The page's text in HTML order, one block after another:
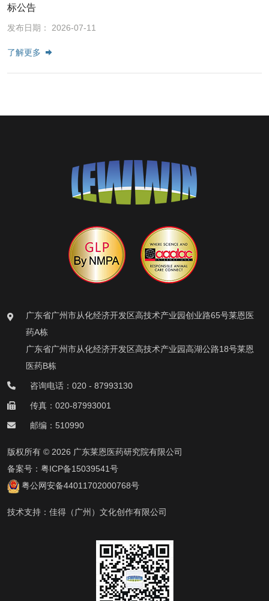
标公告
发布日期： 2026-07-11
了解更多
广东省广州市从化经济开发区高技术产业园创业路65号莱恩医
药A栋
广东省广州市从化经济开发区高技术产业园高湖公路18号莱恩
医药B栋
咨询电话：020 - 87993130
传真：020-87993001
邮编：510990
版权所有 © 2026 广东莱恩医药研究院有限公司
备案号： 粤ICP备15039541号
粤公网安备44011702000768号
技术支持： 佳得（广州）文化创作有限公司